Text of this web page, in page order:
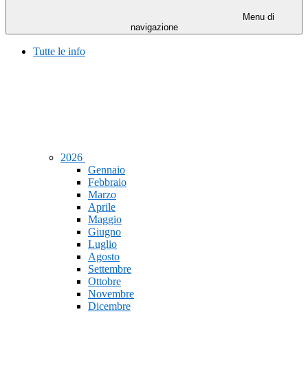
Menu di
navigazione
Tutte le info
2026
Gennaio
Febbraio
Marzo
Aprile
Maggio
Giugno
Luglio
Agosto
Settembre
Ottobre
Novembre
Dicembre